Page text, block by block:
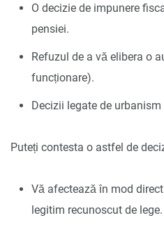
O decizie de impunere
pensiei.
Refuzul de a vă elibera o
funcționare).
Decizii legate de
Puteți contesta o astfel de
Vă afectează în mod
legitim recunoscut de lege.